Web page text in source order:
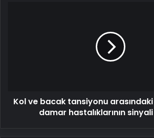
sinyali
Kol ve bacak tansiyonu
damar hastalıklarının